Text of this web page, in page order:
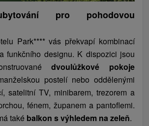
pro pohodovou
Park**** vás překvapí kombinací
funkčního designu. K dispozici jsou
dvoulůžkové pokoje
postelí nebo oddělenými
satelitní TV, minibarem, trezorem a
fénem, županem a pantoflemi.
také balkon s výhledem na zeleň.